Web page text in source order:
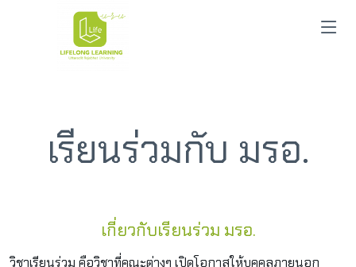
เรียนร่วมกับ มรอ.
เกี่ยวกับเรียนร่วม มรอ.
วิชาเรียนร่วม คือวิชาที่คณะต่างๆ เปิดโอกาสให้บุคคลภายนอก